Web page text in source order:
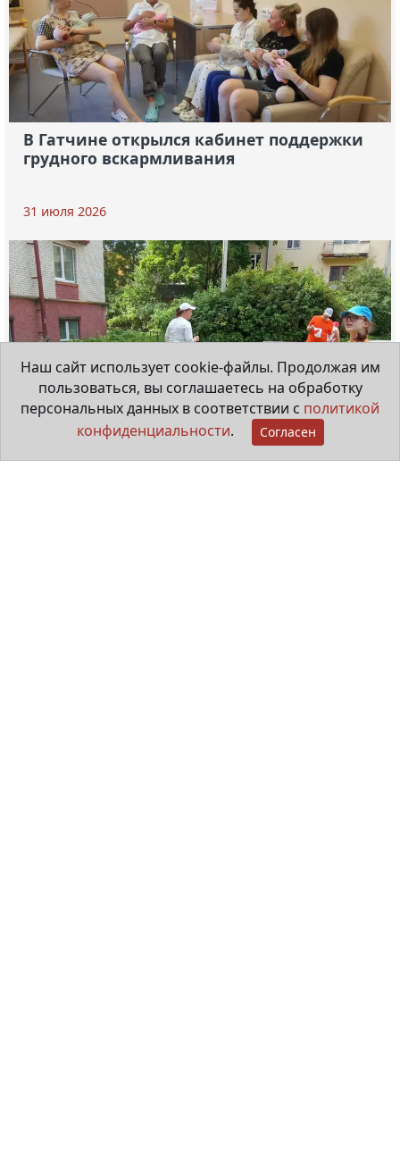
В Гатчине открылся кабинет поддержки
грудного вскармливания
31 июля 2026
Наш сайт использует cookie-файлы. Продолжая им
пользоваться, вы соглашаетесь на обработку
персональных данных в соответствии с политикой
конфиденциальности. Согласен